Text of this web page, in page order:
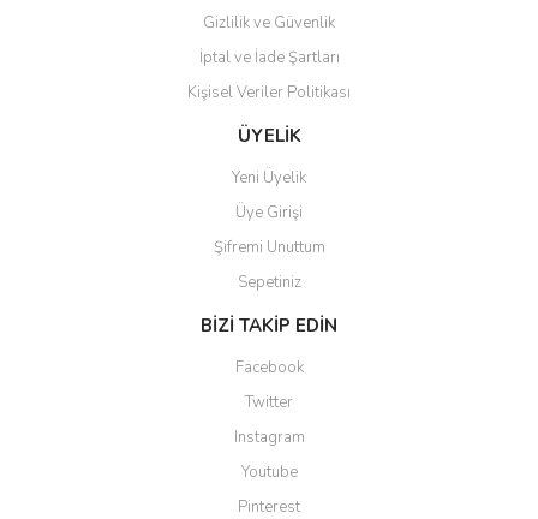
Gönder
Gizlilik ve Güvenlik
İptal ve İade Şartları
Kişisel Veriler Politikası
ÜYELİK
Yeni Üyelik
Üye Girişi
Şifremi Unuttum
Sepetiniz
BİZİ TAKİP EDİN
Facebook
Twitter
Instagram
Youtube
Pinterest